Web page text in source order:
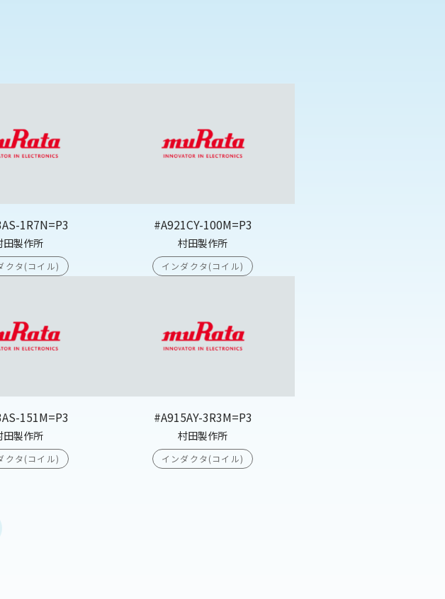
1R7N=P3
田製作所
クタ(コイル)
#A921CY-100M=P3
村田製作所
インダクタ(コイル)
151M=P3
田製作所
クタ(コイル)
#A915AY-3R3M=P3
村田製作所
インダクタ(コイル)